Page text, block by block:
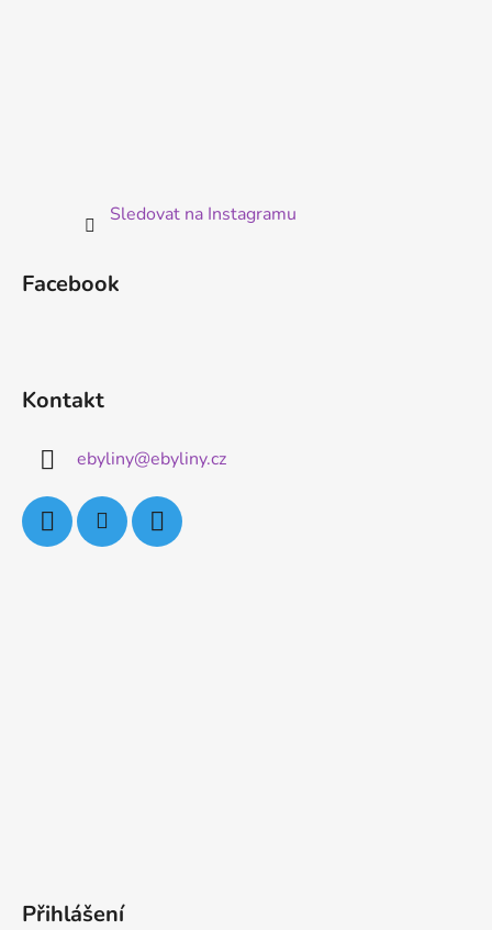
Sledovat na Instagramu
Facebook
Kontakt
ebyliny@ebyliny.cz
Přihlášení